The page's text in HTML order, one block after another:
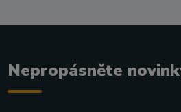
Nepropásněte